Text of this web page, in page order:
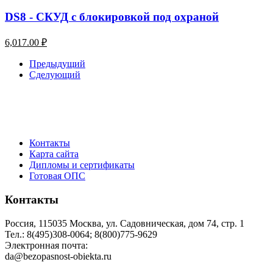
DS8 - СКУД с блокировкой под охраной
6,017.00 ₽
Предыдущий
Сделующий
Контакты
Карта сайта
Дипломы и сертификаты
Готовая ОПС
Контакты
Россия, 115035 Москва, ул. Садовническая, дом 74, стр. 1
Тел.: 8(495)308-0064; 8(800)775-9629
Электронная почта:
da@bezopasnost-obiekta.ru